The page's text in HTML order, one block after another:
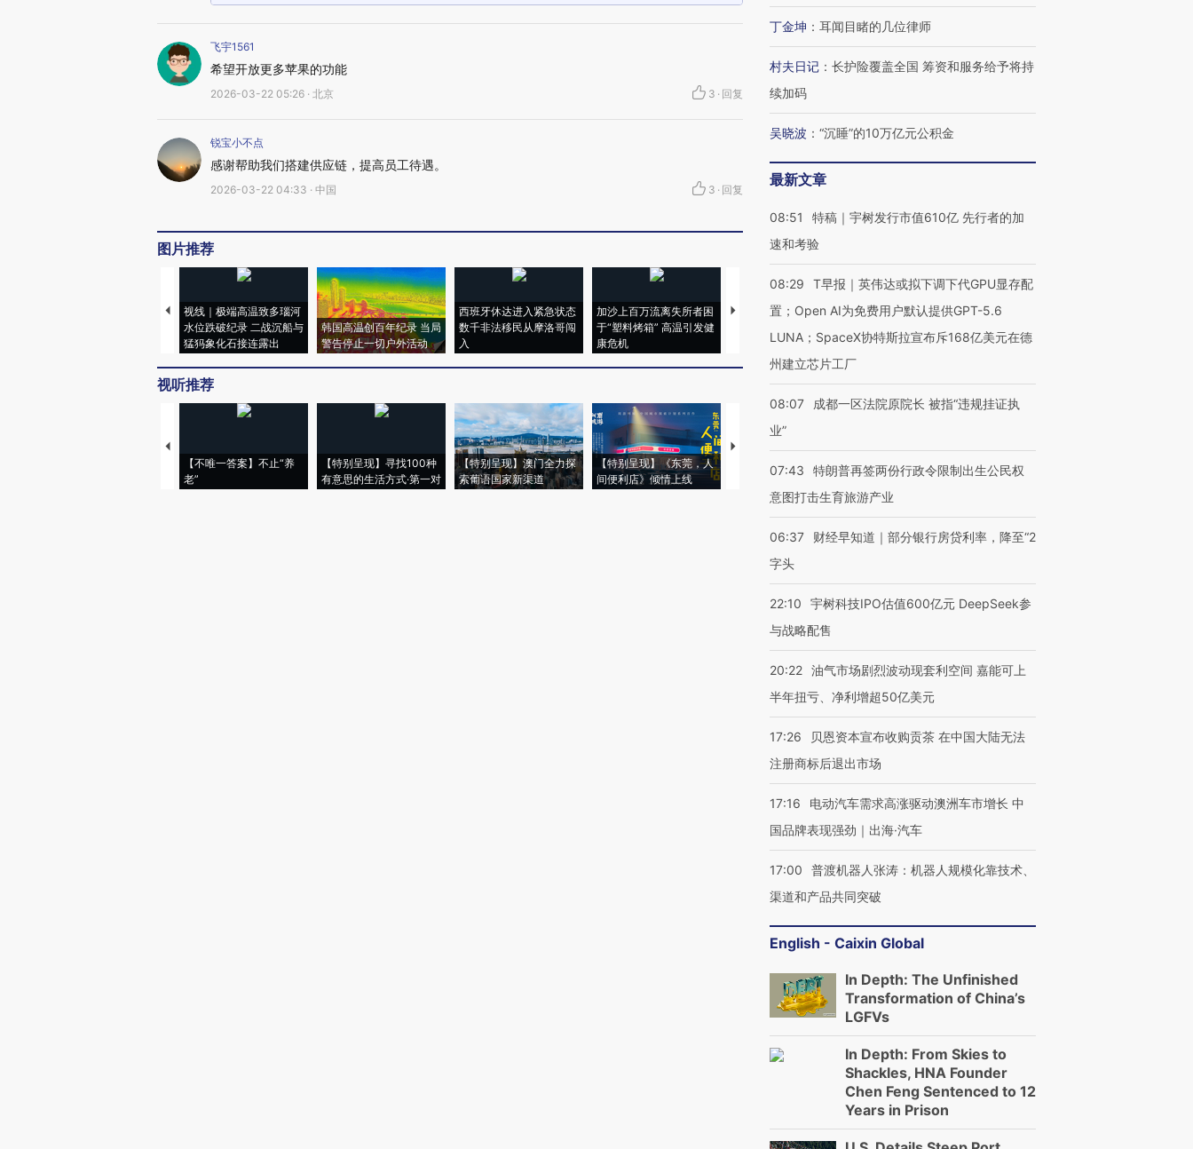
飞宇1561
希望开放更多苹果的功能
2026-03-22 05:26 · 北京 3 · 回复
锐宝小不点
感谢帮助我们搭建供应链，提高员工待遇。
2026-03-22 04:33 · 中国 3 · 回复
图片推荐
视线｜极端高温致多瑙河
水位跌破纪录 二战沉船与
猛犸象化石接连露出
韩国高温创百年纪录 当局
警告停止一切户外活动
西班牙休达进入紧急状态
数千非法移民从摩洛哥闯
入
加沙上百万流离失所者困
于“塑料烤箱” 高温引发健
康危机
视线｜HYROX的吸金
心“花钱找虐”？
马航飞行员跨国走私7万
毒品
育部长拱下台
视听推荐
【不唯一答案】不止“养
老”
【特别呈现】寻找100种
有意思的生活方式·第一对
【特别呈现】澳门全力探
索葡语国家新渠道
【特别呈现】《东莞，人
间便利店》倾情上线
【推广】走进第四届链博
会，让数智科技“链”接产
【特别呈现】寻找100种
有意思的生活方式·第三对
【商旅对话】华住集团
CFO：不靠规模取胜，华
住三大增长引擎是什么？
丁金坤 ： 耳闻目睹的几位律师
村夫日记 ： 长护险覆盖全国 筹资和服务给予将持
续加码
吴晓波 ： “沉睡”的10万亿元公积金
最新文章
08:51
特稿｜宇树发行市值610亿 先行者的加
速和考验
08:29
T早报｜英伟达或拟下调下代GPU显存配
置；Open AI为免费用户默认提供GPT-5.6
LUNA；SpaceX协特斯拉宣布斥168亿美元在德
州建立芯片工厂
08:07
成都一区法院原院长 被指“违规挂证执
业”
07:43
特朗普再签两份行政令限制出生公民权
意图打击生育旅游产业
06:37
财经早知道｜部分银行房贷利率，降至“2
字头
22:10
宇树科技IPO估值600亿元 DeepSeek参
与战略配售
20:22 油气市场剧烈波动现套利空间 嘉能可上
半年扭亏、净利增超50亿美元
17:26
贝恩资本宣布收购贡茶 在中国大陆无法
注册商标后退出市场
17:16
电动汽车需求高涨驱动澳洲车市增长 中
国品牌表现强劲｜出海·汽车
17:00
普渡机器人张涛：机器人规模化靠技术、
渠道和产品共同突破
English - Caixin Global
In Depth: The Unfinished
Transformation of China’s
LGFVs
In Depth: From Skies to
Shackles, HNA Founder
Chen Feng Sentenced to 12
Years in Prison